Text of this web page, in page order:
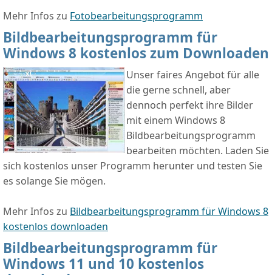
Mehr Infos zu Fotobearbeitungsprogramm
Bildbearbeitungsprogramm für
Windows 8 kostenlos zum Downloaden
Unser faires Angebot für alle
die gerne schnell, aber
dennoch perfekt ihre Bilder
mit einem Windows 8
Bildbearbeitungsprogramm
bearbeiten möchten. Laden Sie
sich kostenlos unser Programm herunter und testen Sie
es solange Sie mögen.
Mehr Infos zu Bildbearbeitungsprogramm für Windows 8
kostenlos downloaden
Bildbearbeitungsprogramm für
Windows 11 und 10 kostenlos